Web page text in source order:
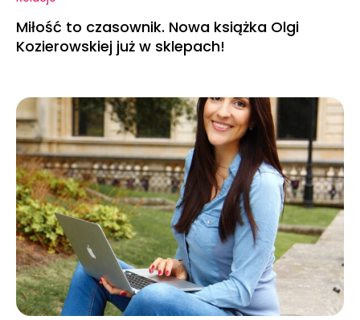
Miłość to czasownik. Nowa książka Olgi
Kozierowskiej już w sklepach!